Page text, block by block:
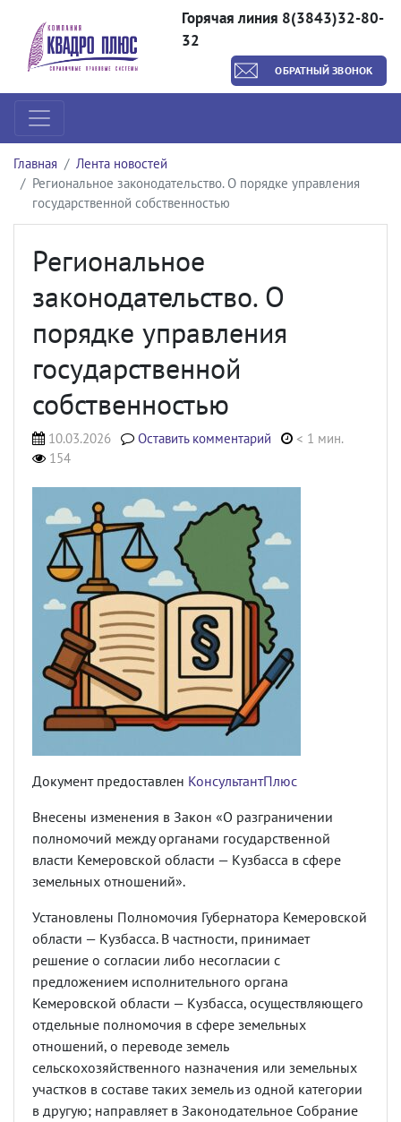
Горячая линия 8(3843)32-80-
32
ОБРАТНЫЙ ЗВОНОК
Главная
Лента новостей
Региональное законодательство. О порядке управления
государственной собственностью
Региональное
законодательство. О
порядке управления
государственной
собственностью
10.03.2026 Оставить комментарий
< 1 мин.
154
Документ предоставлен КонсультантПлюс
Внесены изменения в Закон «О разграничении
полномочий между органами государственной
власти Кемеровской области — Кузбасса в сфере
земельных отношений».
Установлены Полномочия Губернатора Кемеровской
области — Кузбасса. В частности, принимает
решение о согласии либо несогласии с
предложением исполнительного органа
Кемеровской области — Кузбасса, осуществляющего
отдельные полномочия в сфере земельных
отношений, о переводе земель
сельскохозяйственного назначения или земельных
участков в составе таких земель из одной категории
в другую; направляет в Законодательное Собрание